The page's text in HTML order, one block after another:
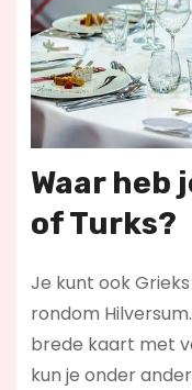
Waar heb
of Turks?
Je kunt ook
rondom
brede kaart met
kun je onder